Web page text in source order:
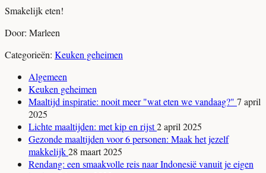
Smakelijk eten!
Door: Marleen
Categorieën: Keuken geheimen
Algemeen
Keuken geheimen
Maaltijd inspiratie: nooit meer "wat eten we vandaag?" 7 april
2025
Lichte maaltijden: met kip en rijst2 april 2025
Gezonde maaltijden voor 6 personen: Maak het jezelf
makkelijk28 maart 2025
Rendang: een smaakvolle reis naar Indonesië vanuit je eigen